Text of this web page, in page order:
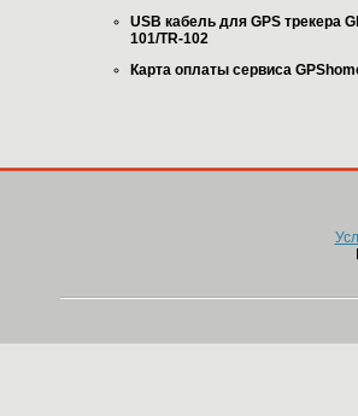
USB кабель для GPS трекера
101/TR-102
Карта оплаты сервиса